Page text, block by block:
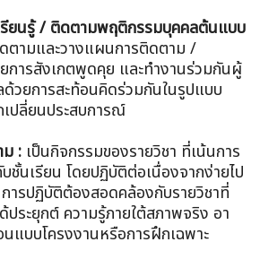
รียนรู้ / ติดตามพฤติกรรมบุคคลต้นแบบ
ตามและวางแผนการติดตาม /
การสังเกตพูดคุย และทำงานร่วมกันผู้
วยการสะท้อนคิดร่วมกันในรูปแบบ
ปลี่ยนประสบการณ์
: เป็นกิจกรรมของรายวิชา ที่เน้นการ
ชั้นเรียน โดยปฏิบัติต่อเนื่องจากง่ายไป
ารปฏิบัติต้องสอดคล้องกับรายวิชาที่
ประยุกต์ ความรู้ภายใต้สภาพจริง อา
แบบโครงงานหรือการฝึกเฉพาะ